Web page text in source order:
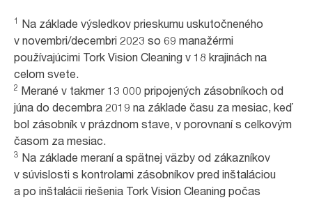
1 Na základe výsledkov prieskumu uskutočneného
v novembri/decembri 2023 so 69 manažérmi
používajúcimi Tork Vision Cleaning v 18 krajinách na
celom svete.
2 Merané v takmer 13 000 pripojených zásobníkoch od
júna do decembra 2019 na základe času za mesiac, keď
bol zásobník v prázdnom stave, v porovnaní s celkovým
časom za mesiac.
3 Na základe meraní a spätnej väzby od zákazníkov
v súvislosti s kontrolami zásobníkov pred inštaláciou
a po inštalácii riešenia Tork Vision Cleaning počas